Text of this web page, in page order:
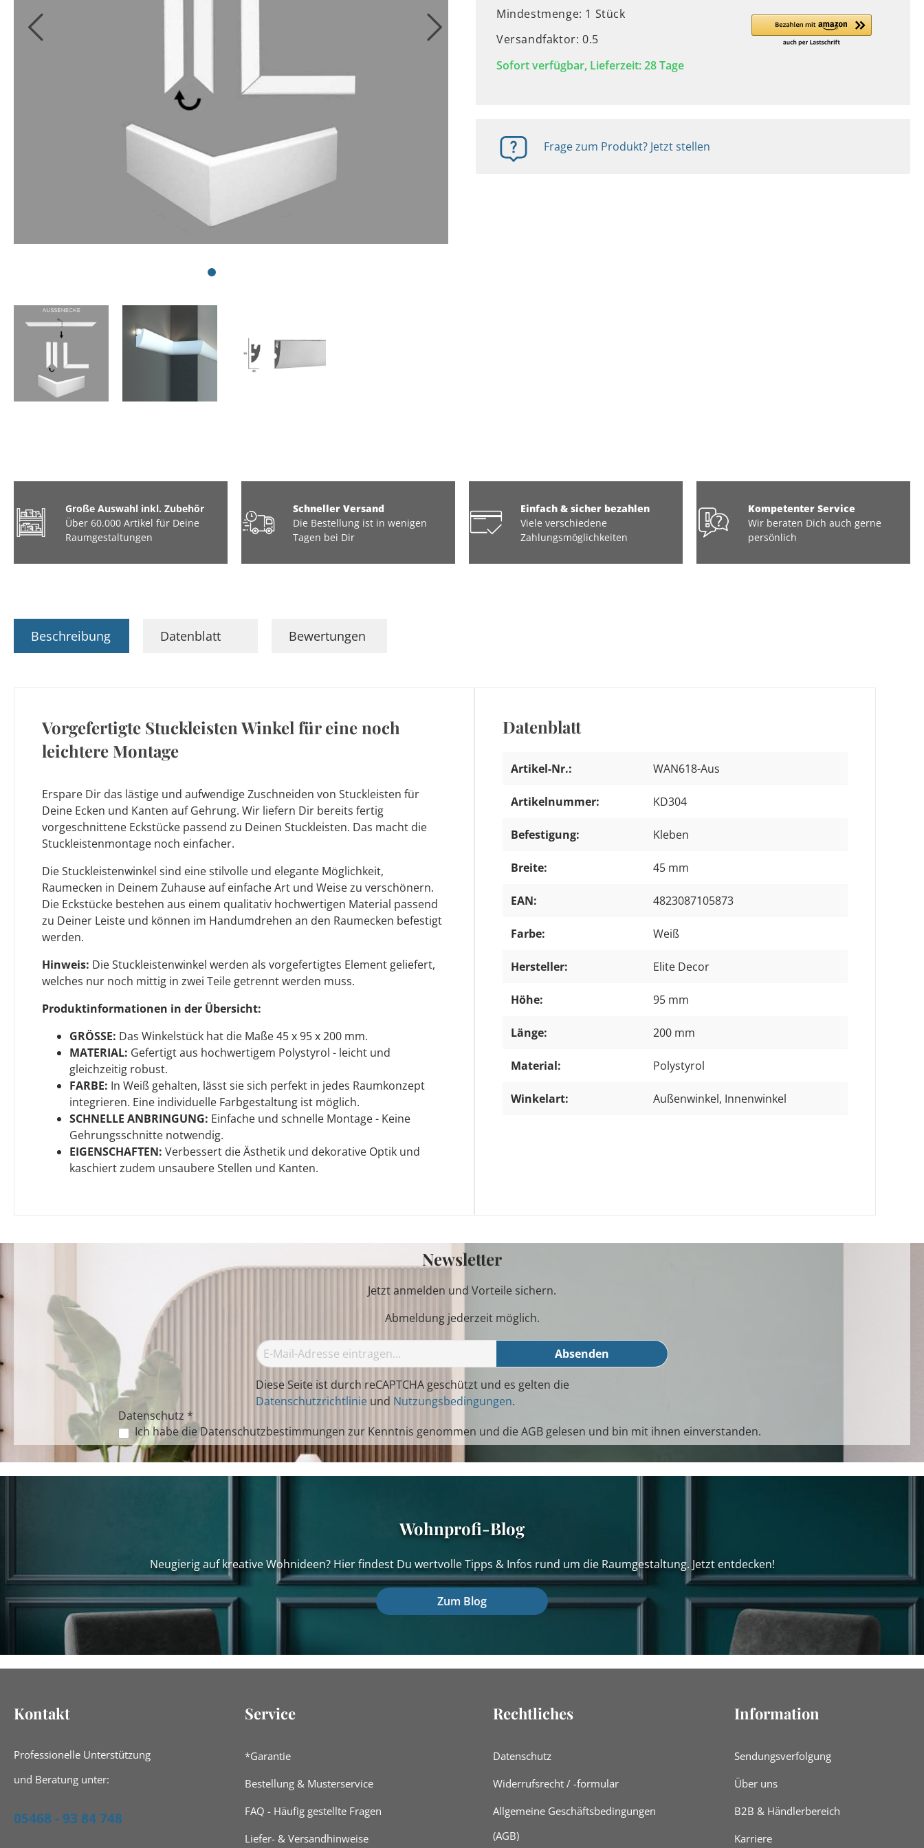
Mindestmenge: 1 Stück
Versandfaktor: 0.5
Sofort verfügbar, Lieferzeit: 28 Tage
Frage zum Produkt? Jetzt stellen
Große Auswahl inkl. Zubehör
Über 60.000 Artikel für Deine
Raumgestaltungen
Schneller Versand
Die Bestellung ist in wenigen
Tagen bei Dir
Einfach & sicher bezahlen
Viele verschiedene
Zahlungsmöglichkeiten
Kompetenter Service
Wir beraten Dich auch gerne
persönlich
Beschreibung Datenblatt Bewertungen
Vorgefertigte Stuckleisten Winkel für eine noch
leichtere Montage
Erspare Dir das lästige und aufwendige Zuschneiden von Stuckleisten für
Deine Ecken und Kanten auf Gehrung. Wir liefern Dir bereits fertig
vorgeschnittene Eckstücke passend zu Deinen Stuckleisten. Das macht die
Stuckleistenmontage noch einfacher.
Die Stuckleistenwinkel sind eine stilvolle und elegante Möglichkeit,
Raumecken in Deinem Zuhause auf einfache Art und Weise zu verschönern.
Die Eckstücke bestehen aus einem qualitativ hochwertigen Material passend
zu Deiner Leiste und können im Handumdrehen an den Raumecken befestigt
werden.
Hinweis: Die Stuckleistenwinkel werden als vorgefertigtes Element geliefert,
welches nur noch mittig in zwei Teile getrennt werden muss.
Produktinformationen in der Übersicht:
GRÖSSE: Das Winkelstück hat die Maße 45 x 95 x 200 mm.
MATERIAL: Gefertigt aus hochwertigem Polystyrol - leicht und
gleichzeitig robust.
FARBE: In Weiß gehalten, lässt sie sich perfekt in jedes Raumkonzept
integrieren. Eine individuelle Farbgestaltung ist möglich.
SCHNELLE ANBRINGUNG: Einfache und schnelle Montage - Keine
Gehrungsschnitte notwendig.
EIGENSCHAFTEN: Verbessert die Ästhetik und dekorative Optik und
kaschiert zudem unsaubere Stellen und Kanten.
Datenblatt
Artikel-Nr.: WAN618-Aus
Artikelnummer: KD304
Befestigung: Kleben
Breite: 45 mm
EAN: 4823087105873
Farbe: Weiß
Hersteller: Elite Decor
Höhe: 95 mm
Länge: 200 mm
Material: Polystyrol
Winkelart: Außenwinkel, Innenwinkel
Newsletter
Jetzt anmelden und Vorteile sichern.
Abmeldung jederzeit möglich.
Absenden
Diese Seite ist durch reCAPTCHA geschützt und es gelten die
Datenschutzrichtlinie und Nutzungsbedingungen.
Datenschutz *
Ich habe dieDatenschutzbestimmungen zur Kenntnis genommen und die AGB gelesen und bin mit ihnen einverstanden.
Wohnprofi-Blog
Neugierig auf kreative Wohnideen? Hier findest Du wertvolle Tipps & Infos rund um die Raumgestaltung. Jetzt entdecken!
Zum Blog
Kontakt
Professionelle Unterstützung
und Beratung unter:
05468 - 93 84 748
Service
*Garantie
Bestellung & Musterservice
FAQ - Häufig gestellte Fragen
Liefer- & Versandhinweise
Rechtliches
Datenschutz
Widerrufsrecht / -formular
Allgemeine Geschäftsbedingungen
(AGB)
Information
Sendungsverfolgung
Über uns
B2B & Händlerbereich
Karriere